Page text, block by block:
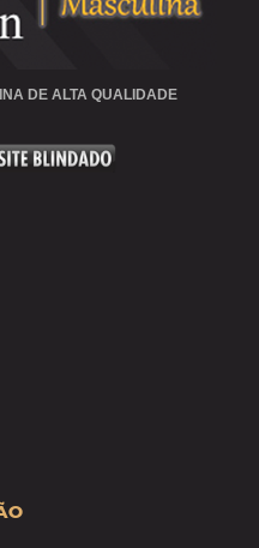
DE ALTA QUALIDADE